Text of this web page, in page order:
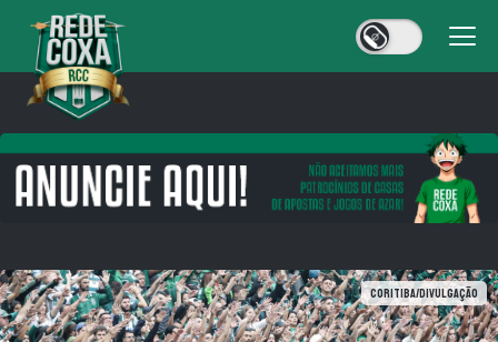
Coritiba/Divulgação